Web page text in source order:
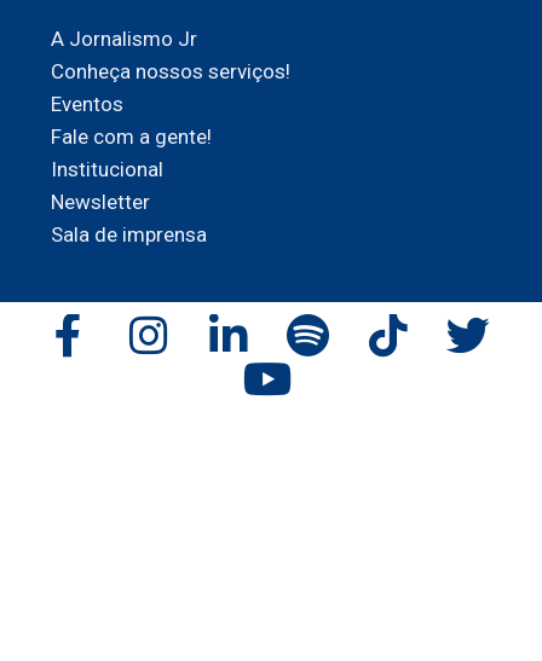
A Jornalismo Jr
Conheça nossos serviços!
Eventos
Fale com a gente!
Institucional
Newsletter
Sala de imprensa